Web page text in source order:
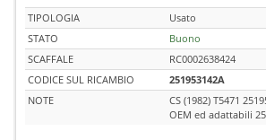
TIPOLOGIA
Usato
STATO
Buono
SCAFFALE
RC0002638424
CODICE SUL RICAMBIO
251953142A
NOTE
CS (1982) T5471
OEM ed adattabili